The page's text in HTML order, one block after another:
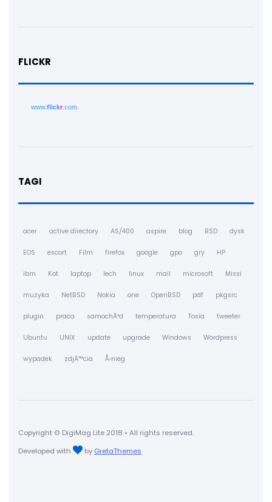
FLICKR
www.flickr.com
TAGI
acer active directory AS/400 aspire blog BSD dysk
EOS escort Film firefox google gpo gry HP
ibm Kot laptop lech linux mail microsoft Missi
muzyka NetBSD Nokia one OpenBSD pdf pkgsrc
plugin praca samochÃ³d temperatura Tosia tweeter
Ubuntu UNIX update upgrade Windows Wordpress
wypadek zdjÄ™cia Å›nieg
Copyright © DigiMag Lite 2018 • All rights reserved.
Developed with
by GretaThemes